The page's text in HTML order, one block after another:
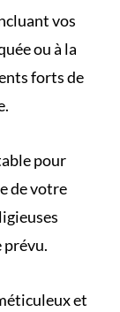
vos
ou à la
forts de
.
pour
de votre
prévu.
et